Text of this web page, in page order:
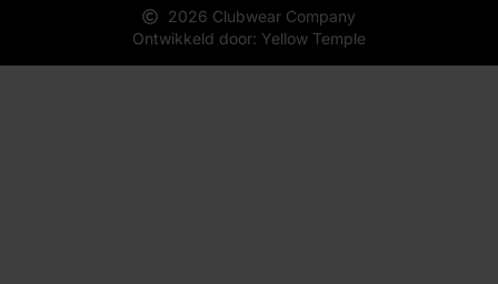
2026 Clubwear Company
Ontwikkeld door: Yellow Temple